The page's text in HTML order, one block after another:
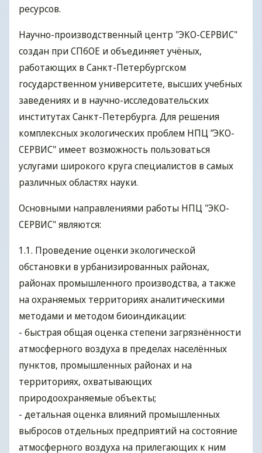
ресурсов.
Научно-производственный центр "ЭКО-СЕРВИС"
создан при СПбОЕ и объединяет учёных,
работающих в Санкт-Петербургском
государственном университете, высших учебных
заведениях и в научно-исследовательских
институтах Санкт-Петербурга. Для решения
комплексных экологических проблем НПЦ ”ЭКО-
СЕРВИС" имеет возможность пользоваться
услугами широкого круга специалистов в самых
различных областях науки.
Основными направлениями работы НПЦ "ЭКО-
СЕРВИС" являются:
1.1. Проведение оценки экологической
обстановки в урбанизированных районах,
районах промышленного производства, а также
на охраняемых территориях аналитическими
методами и методом биоиндикации:
- быстрая общая оценка степени загрязнённости
атмосферного воздуха в пределах населённых
пунктов, промышленных районах и на
территориях, охватывающих
природоохраняемые объекты;
- детальная оценка влияний промышленных
выбросов отдельных предприятий на состояние
атмосферного воздуха на прилегающих к ним